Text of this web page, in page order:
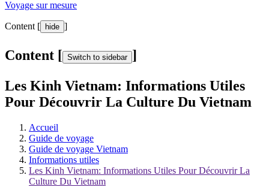
Voyage sur mesure
Content [ hide ]
Content [ Switch to sidebar ]
Les Kinh Vietnam: Informations Utiles
Pour Découvrir La Culture Du Vietnam
Accueil
Guide de voyage
Guide de voyage Vietnam
Informations utiles
Les Kinh Vietnam: Informations Utiles Pour Découvrir La
Culture Du Vietnam